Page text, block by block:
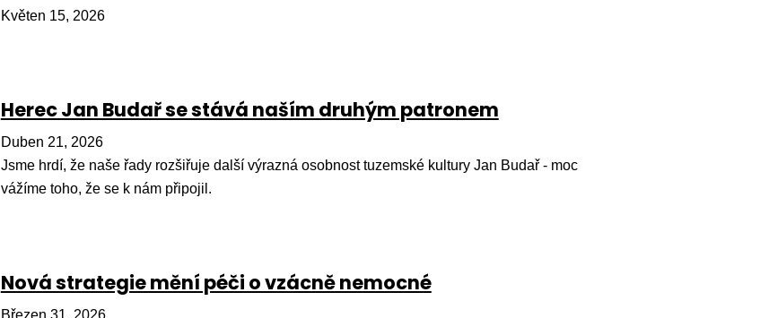
Květen 15, 2026
Herec Jan Budař se stává naším druhým patronem
Duben 21, 2026
Jsme hrdí, že naše řady rozšiřuje další výrazná osobnost tuzemské kultury Jan Budař - moc
vážíme toho, že se k nám připojil.
Nová strategie mění péči o vzácně nemocné